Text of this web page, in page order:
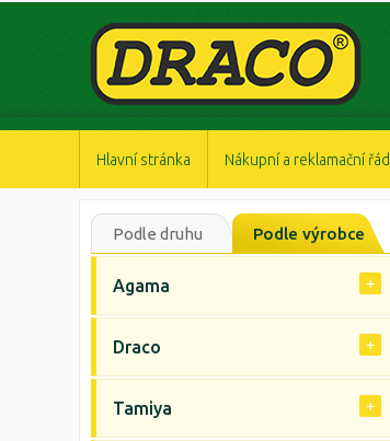
Hlavní stránka Nákupní a reklamační řád
Podle druhu Podle výrobce
Agama
Draco
Tamiya